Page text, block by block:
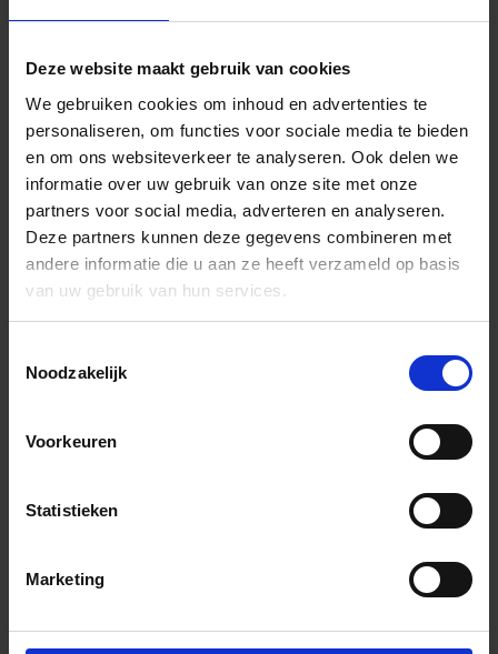
Deze website maakt gebruik van cookies
We gebruiken cookies om inhoud en advertenties te
personaliseren, om functies voor sociale media te bieden
en om ons websiteverkeer te analyseren. Ook delen we
informatie over uw gebruik van onze site met onze
partners voor social media, adverteren en analyseren.
Deze partners kunnen deze gegevens combineren met
andere informatie die u aan ze heeft verzameld op basis
van uw gebruik van hun services.
Noodzakelijk
Voorkeuren
Statistieken
Marketing